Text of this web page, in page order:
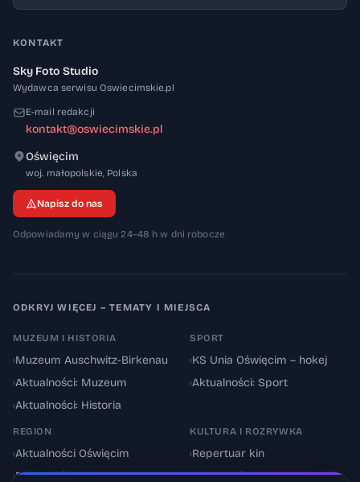
KONTAKT
Sky Foto Studio
Wydawca serwisu Oswiecimskie.pl
E-mail redakcji
kontakt@oswiecimskie.pl
Oświęcim
woj. małopolskie, 32-600
Polska
Napisz do nas
Odpowiadamy w ciągu 24–48 h w dni robocze
ODKRYJ WIĘCEJ – TEMATY I MIEJSCA
MUZEUM I HISTORIA
›Muzeum Auschwitz-Birkenau
›Aktualności: Muzeum
›Aktualności: Historia
SPORT
›KS Unia Oświęcim – hokej
›Aktualności: Sport
REGION
›Aktualności Oświęcim
›Powiat oświęcimski
KULTURA I ROZRYWKA
›Repertuar kin
›Aktualności: Kultura